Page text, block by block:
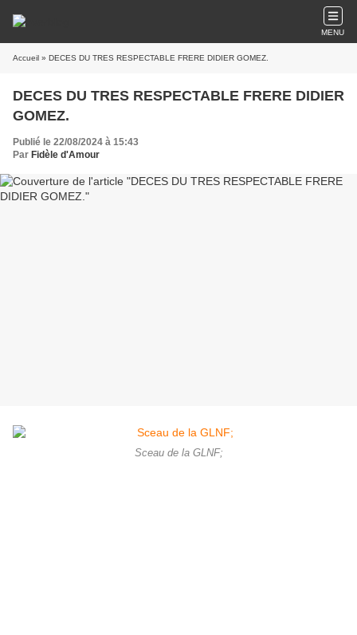
MENU
Accueil » DECES DU TRES RESPECTABLE FRERE DIDIER GOMEZ.
DECES DU TRES RESPECTABLE FRERE DIDIER
GOMEZ.
Publié le 22/08/2024 à 15:43
Par Fidèle d'Amour
Sceau de la GLNF;